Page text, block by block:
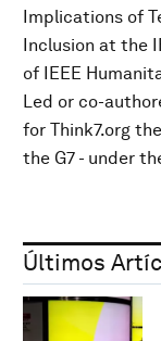
Implications of
Inclusion at the
of IEEE
Led or co-
for Think7.org
the G7 - under
Últimos